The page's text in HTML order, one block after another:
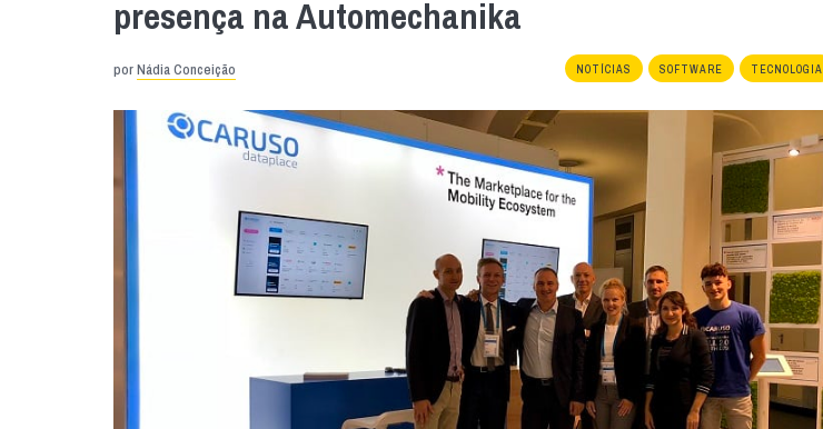
presença na Automechanika
porNádia Conceição NOTÍCIAS SOFTWARE TECNOLOGIA